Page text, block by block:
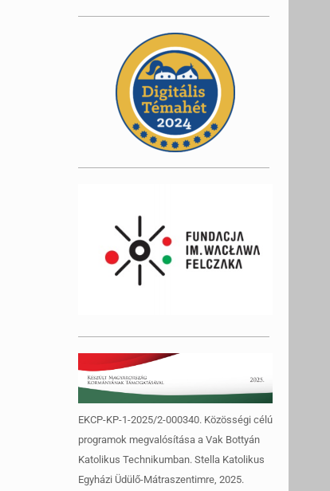
EKCP-KP-1-2025/2-000340. Közösségi célú
programok megvalósítása a Vak Bottyán
Katolikus Technikumban. Stella Katolikus
Egyházi Üdülő-Mátraszentimre, 2025.